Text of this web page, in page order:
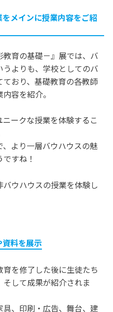
メインに授業内容をご紹
教育の基礎－』展では、バ
よりも、学校としてのバ
おり、基礎教育の各教師
容を紹介。
ークな授業を体験するこ
より一層バウハウスの魅
すね！
ウハウスの授業を体験し
料を展示
を修了した後に生徒たち
して成果が紹介されま
、印刷・広告、舞台、建